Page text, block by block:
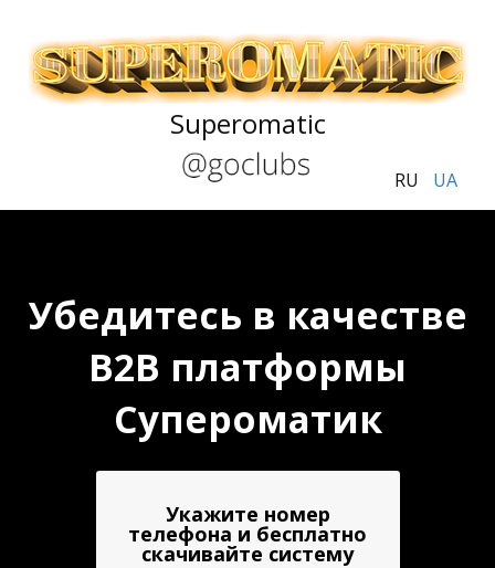
Superomatic
RU UA
Убедитесь в качестве
B2B платформы
Супероматик
Укажите номер
телефона и бесплатно
скачивайте систему